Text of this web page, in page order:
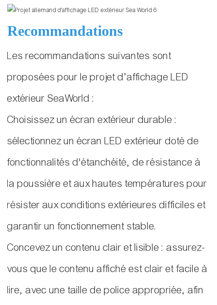
Recommandations
Les recommandations suivantes sont
proposées pour le projet d’affichage LED
extérieur SeaWorld :
Choisissez un écran extérieur durable :
sélectionnez un écran LED extérieur doté de
fonctionnalités d'étanchéité, de résistance à
la poussière et aux hautes températures pour
résister aux conditions extérieures difficiles et
garantir un fonctionnement stable.
Concevez un contenu clair et lisible : assurez-
vous que le contenu affiché est clair et facile à
lire, avec une taille de police appropriée, afin